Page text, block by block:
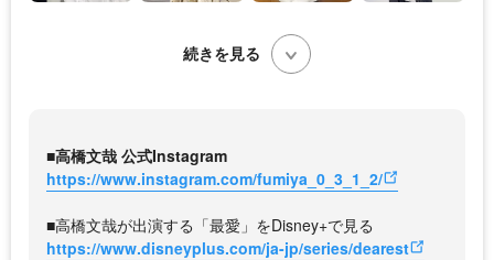
続きを見る
■高橋文哉 公式Instagram
https://www.instagram.com/fumiya_0_3_1_2/
■高橋文哉が出演する「最愛」をDisney+で見る
https://www.disneyplus.com/ja-jp/series/dearest